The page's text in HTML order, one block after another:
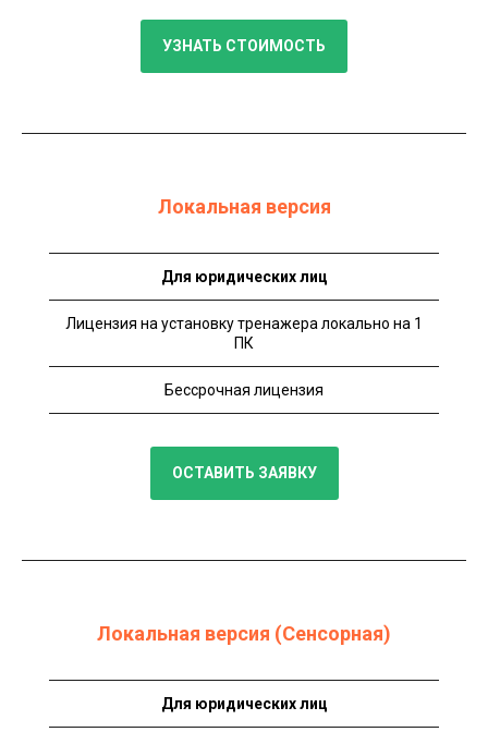
УЗНАТЬ СТОИМОСТЬ
Локальная версия
Для юридических лиц
Лицензия на установку тренажера локально на 1
ПК
Бессрочная лицензия
ОСТАВИТЬ ЗАЯВКУ
Локальная версия (Сенсорная)
Для юридических лиц